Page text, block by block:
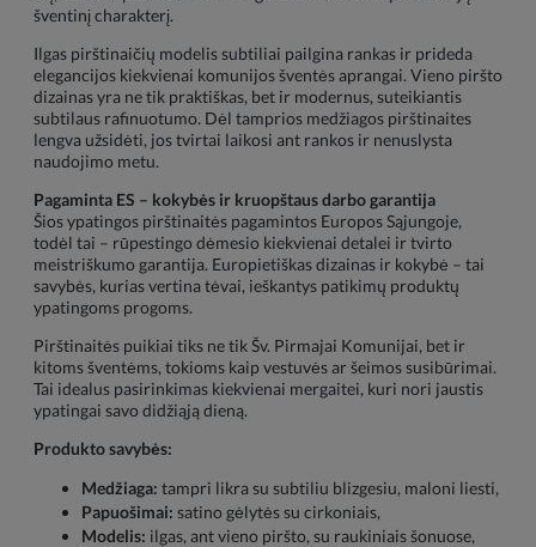
šventinį charakterį.
Ilgas pirštinaičių modelis subtiliai pailgina rankas ir prideda
elegancijos kiekvienai komunijos šventės aprangai. Vieno piršto
dizainas yra ne tik praktiškas, bet ir modernus, suteikiantis
subtilaus rafinuotumo. Dėl tamprios medžiagos pirštinaites
lengva užsidėti, jos tvirtai laikosi ant rankos ir nenuslysta
naudojimo metu.
Pagaminta ES – kokybės ir kruopštaus darbo garantija
Šios ypatingos pirštinaitės pagamintos Europos Sąjungoje,
todėl tai – rūpestingo dėmesio kiekvienai detalei ir tvirto
meistriškumo garantija. Europietiškas dizainas ir kokybė – tai
savybės, kurias vertina tėvai, ieškantys patikimų produktų
ypatingoms progoms.
Pirštinaitės puikiai tiks ne tik Šv. Pirmajai Komunijai, bet ir
kitoms šventėms, tokioms kaip vestuvės ar šeimos susibūrimai.
Tai idealus pasirinkimas kiekvienai mergaitei, kuri nori jaustis
ypatingai savo didžiąją dieną.
Produkto savybės:
Medžiaga: tampri likra su subtiliu blizgesiu, maloni liesti,
Papuošimai: satino gėlytės su cirkoniais,
Modelis: ilgas, ant vieno piršto, su raukiniais šonuose,